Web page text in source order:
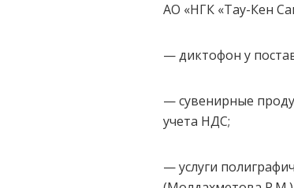
АО «НГК «Тау-Кен
— диктофон у
— сувенирные
учета НДС;
— услуги